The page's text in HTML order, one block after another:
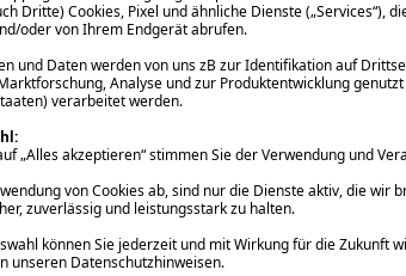
vor 2
Perfect (Problematic) Summer
Romance ☀️🩷
Dass ich dieses Buch an einem Tag verschlungen
sagt denke ich schon einiges! Die Sommerromanze
Maya und Conor (der sich übrigens absolut in die
Boyfriends katapultiert hat) war die perfekte,
unbeschwerte und witzige Lektüre, um einen
Hochzeit auf Sizilien ist so lebendig beschrieben,
ich mich förmlich durch die Hallen der italienischen